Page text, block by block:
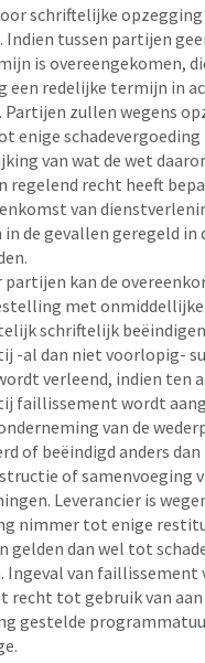
schriftelijke
Indien tussen partijen
is overeengekomen,
een redelijke termijn in
Partijen zullen wegens
enige schadevergoeding
van wat de wet
regelend recht heeft
van
de gevallen geregeld in
partijen kan de
met
schriftelijk
-al dan niet voorlopig-
verleend, indien ten
faillissement wordt
van de
of beëindigd anders
of samenvoeging
Leverancier is
nimmer tot enige
gelden dan wel tot
Ingeval van faillissement
recht tot gebruik van
gestelde